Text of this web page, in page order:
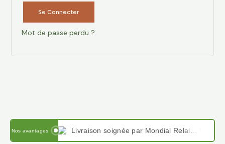
Se Connecter
Mot de passe perdu ?
Nos avantages